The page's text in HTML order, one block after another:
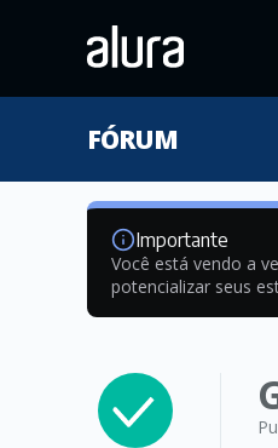
FÓRUM
Importante
Você está vendo a
potencializar seus